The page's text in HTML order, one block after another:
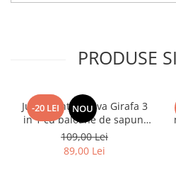
PRODUSE
-20 LEI NOU
Jucarie interactiva Girafa 3
in 1 cu baloane de sapun,
lumini si maner de impins
109,00 Lei
89,00 Lei